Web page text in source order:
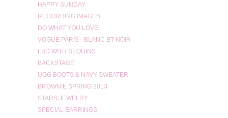
HAPPY SUNDAY
RECORDING IMAGES...
DO WHAT YOU LOVE
VOGUE PARÍS - BLANC ET NOIR
LBD WITH SEQUINS
BACKSTAGE
UGG BOOTS & NAVY SWEATER
BROWNIE SPRING 2013
STARS JEWELRY
SPECIAL EARRINGS